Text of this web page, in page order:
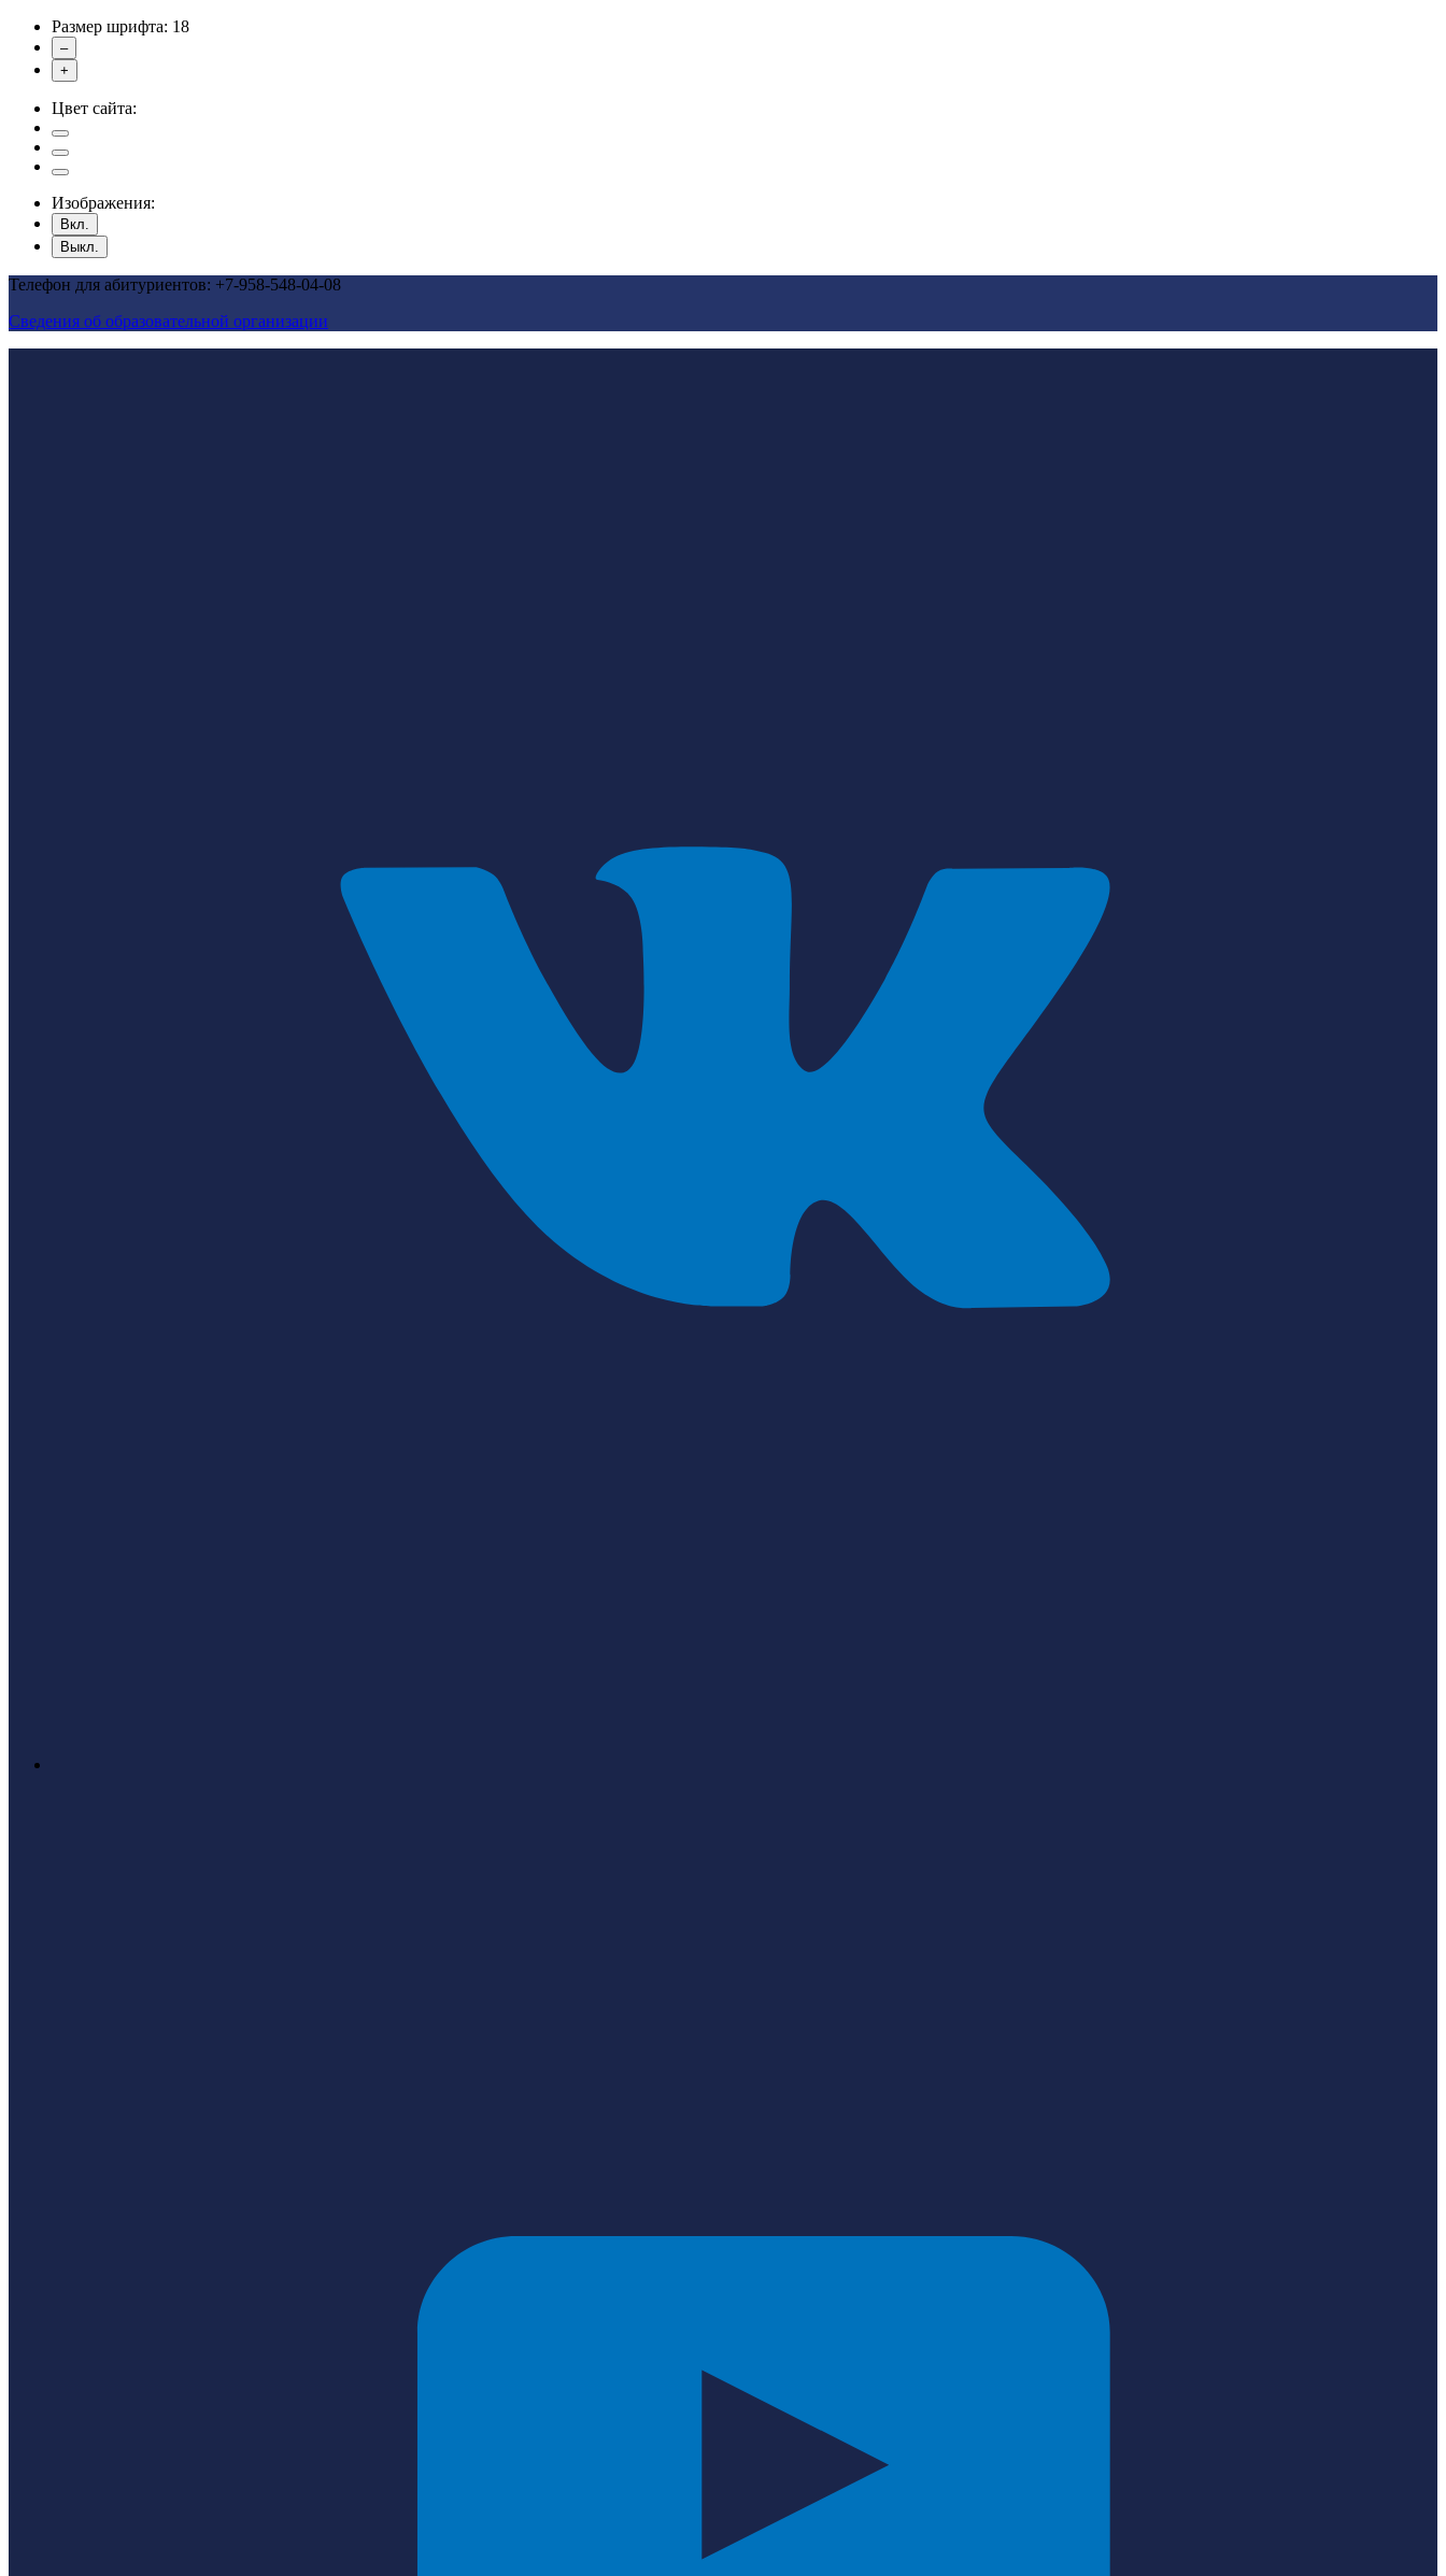
Размер шрифта: 18
–
+
Цвет сайта:
Изображения:
Вкл.
Выкл.
Телефон для абитуриентов: +7-958-548-04-08
Сведения об образовательной организации